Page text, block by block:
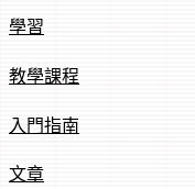
學習
教學課程
入門指南
文章